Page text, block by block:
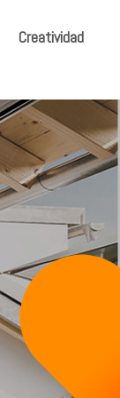
Creatividad